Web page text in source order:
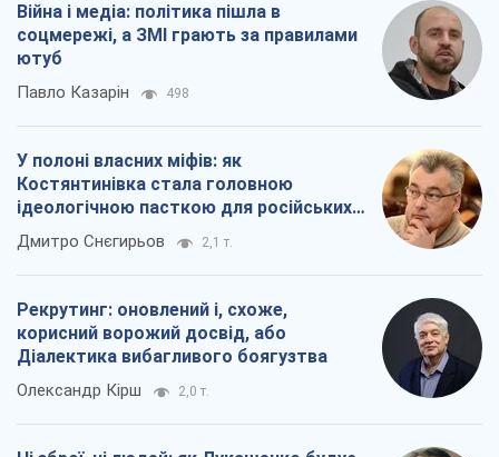
Війна і медіа: політика пішла в
соцмережі, а ЗМІ грають за правилами
ютуб
Павло Казарін 498
У полоні власних міфів: як
Костянтинівка стала головною
ідеологічною пасткою для російських
окупантів
Дмитро Снєгирьов 2,1 т.
Рекрутинг: оновлений і, схоже,
корисний ворожий досвід, або
Діалектика вибагливого боягузтва
Олександр Кірш 2,0 т.